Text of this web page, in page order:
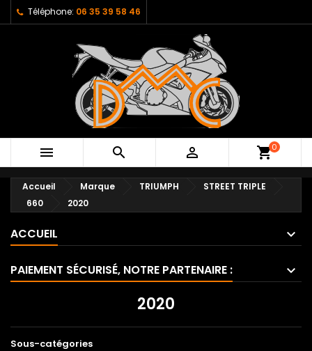
Téléphone: 06 35 39 58 46
   shopping_cart0
Accueil Marque TRIUMPH
STREET TRIPLE
660
2020
ACCUEIL
PAIEMENT SÉCURISÉ, NOTRE PARTENAIRE :
2020
Sous-catégories